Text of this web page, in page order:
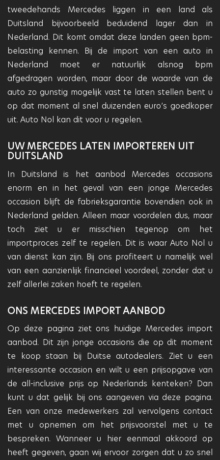
tweedehands Mercedes liggen in een land als
Duitsland bijvoorbeeld beduidend lager dan in
Nederland. Dit komt omdat deze landen geen bpm-
belasting kennen. Bij de import van een auto in
Nederland moet er natuurlijk alsnog bpm
afgedragen worden, maar door de waarde van de
auto zo gunstig mogelijk vast te laten stellen bent u
op dat moment al snel duizenden euro’s goedkoper
uit. Auto Nol kan dit voor u regelen.
UW MERCEDES LATEN IMPORTEREN UIT
DUITSLAND
In Duitsland is het aanbod Mercedes occasions
enorm en in het geval van een jonge Mercedes
occasion blijft de fabrieksgarantie bovendien ook in
Nederland gelden. Alleen maar voordelen dus, maar
toch ziet u er misschien tegenop om het
importproces zelf te regelen. Dit is waar Auto Nol u
van dienst kan zijn. Bij ons profiteert u namelijk wel
van een aanzienlijk financieel voordeel, zonder dat u
zelf allerlei zaken hoeft te regelen.
ONS MERCEDES IMPORT AANBOD
Op deze pagina ziet ons huidige Mercedes import
aanbod. Dit zijn jonge occasions die op dit moment
te koop staan bij Duitse autodealers. Ziet u een
interessante occasion en wilt u een prijsopgave van
de all-inclusive prijs op Nederlands kenteken? Dan
kunt u dat gelijk bij ons aangeven via deze pagina.
Een van onze medewerkers zal vervolgens contact
met u opnemen om het prijsvoorstel met u te
bespreken. Wanneer u hier eenmaal akkoord op
heeft gegeven, gaan wij ervoor zorgen dat u zo snel